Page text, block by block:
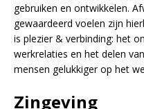
gebruiken en ontwikkelen.
gewaardeerd voelen zijn
is plezier & verbinding: het
werkrelaties en het delen
mensen gelukkiger op het
Zingeving